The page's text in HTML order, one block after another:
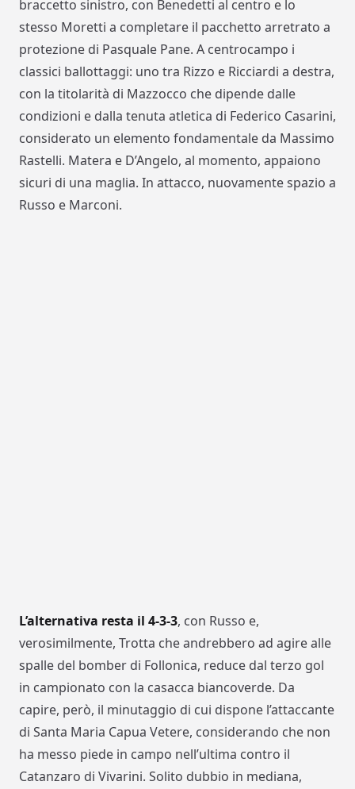
braccetto sinistro, con Benedetti al centro e lo
stesso Moretti a completare il pacchetto arretrato a
protezione di Pasquale Pane. A centrocampo i
classici ballottaggi: uno tra Rizzo e Ricciardi a destra,
con la titolarità di Mazzocco che dipende dalle
condizioni e dalla tenuta atletica di Federico Casarini,
considerato un elemento fondamentale da Massimo
Rastelli. Matera e D’Angelo, al momento, appaiono
sicuri di una maglia. In attacco, nuovamente spazio a
Russo e Marconi.
L’alternativa resta il 4-3-3, con Russo e,
verosimilmente, Trotta che andrebbero ad agire alle
spalle del bomber di Follonica, reduce dal terzo gol
in campionato con la casacca biancoverde. Da
capire, però, il minutaggio di cui dispone l’attaccante
di Santa Maria Capua Vetere, considerando che non
ha messo piede in campo nell’ultima contro il
Catanzaro di Vivarini. Solito dubbio in mediana,